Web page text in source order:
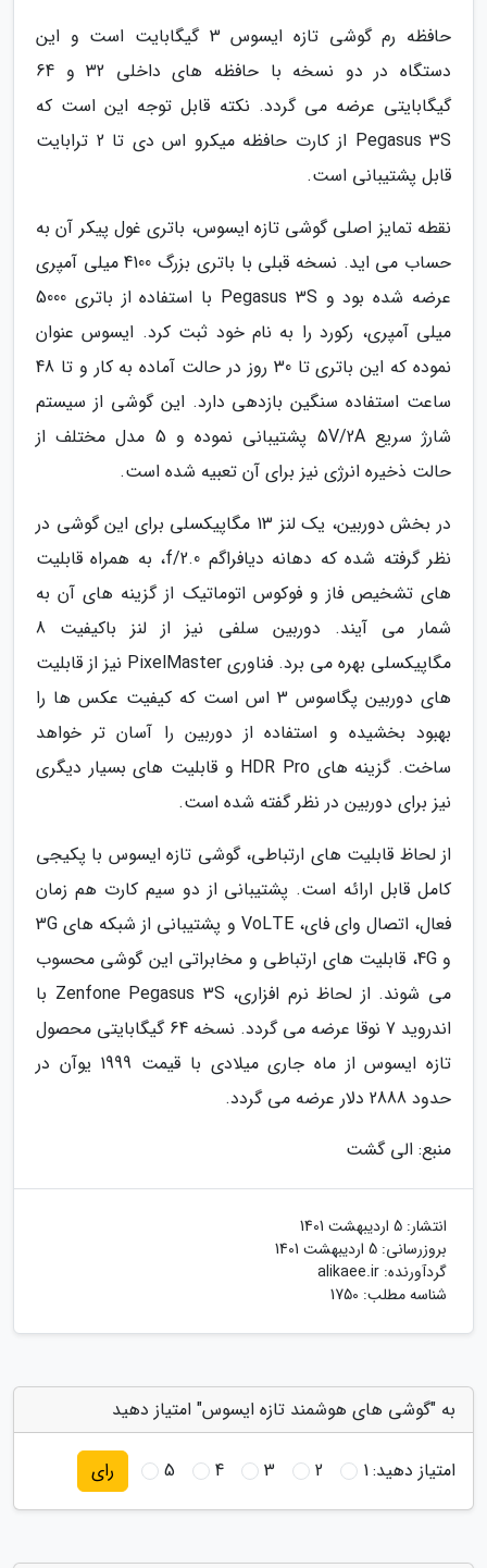
حافظه رم گوشی تازه ایسوس 3 گیگابایت است و این
دستگاه در دو نسخه با حافظه های داخلی 32 و 64
گیگابایتی عرضه می گردد. نکته قابل توجه این است که
Pegasus 3S از کارت حافظه میکرو اس دی تا 2 ترابایت
قابل پشتیبانی است.
نقطه تمایز اصلی گوشی تازه ایسوس، باتری غول پیکر آن به
حساب می اید. نسخه قبلی با باتری بزرگ 4100 میلی آمپری
عرضه شده بود و Pegasus 3S با استفاده از باتری 5000
میلی آمپری، رکورد را به نام خود ثبت کرد. ایسوس عنوان
نموده که این باتری تا 30 روز در حالت آماده به کار و تا 48
ساعت استفاده سنگین بازدهی دارد. این گوشی از سیستم
شارژ سریع 5V/2A پشتیبانی نموده و 5 مدل مختلف از
حالت ذخیره انرژی نیز برای آن تعبیه شده است.
در بخش دوربین، یک لنز 13 مگاپیکسلی برای این گوشی در
نظر گرفته شده که دهانه دیافراگم f/2.0، به همراه قابلیت
های تشخیص فاز و فوکوس اتوماتیک از گزینه های آن به
شمار می آیند. دوربین سلفی نیز از لنز باکیفیت 8
مگاپیکسلی بهره می برد. فناوری PixelMaster نیز از قابلیت
های دوربین پگاسوس 3 اس است که کیفیت عکس ها را
بهبود بخشیده و استفاده از دوربین را آسان تر خواهد
ساخت. گزینه های HDR Pro و قابلیت های بسیار دیگری
نیز برای دوربین در نظر گفته شده است.
از لحاظ قابلیت های ارتباطی، گوشی تازه ایسوس با پکیجی
کامل قابل ارائه است. پشتیبانی از دو سیم کارت هم زمان
فعال، اتصال وای فای، VoLTE و پشتیبانی از شبکه های 3G
و 4G، قابلیت های ارتباطی و مخابراتی این گوشی محسوب
می شوند. از لحاظ نرم افزاری، Zenfone Pegasus 3S با
اندروید 7 نوقا عرضه می گردد. نسخه 64 گیگابایتی محصول
تازه ایسوس از ماه جاری میلادی با قیمت 1999 یوآن در
حدود 2888 دلار عرضه می گردد.
منبع: الی گشت
انتشار: 5 اردیبهشت 1401
بروزرسانی: 5 اردیبهشت 1401
گردآورنده: alikaee.ir
شناسه مطلب: 1750
به "گوشی های هوشمند تازه ایسوس" امتیاز دهید
امتیاز دهید:1
2
3
4
5 رای